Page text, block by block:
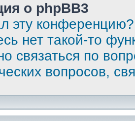
о phpBB3
эту конференцию?
нет такой-то
связаться по
вопросов,